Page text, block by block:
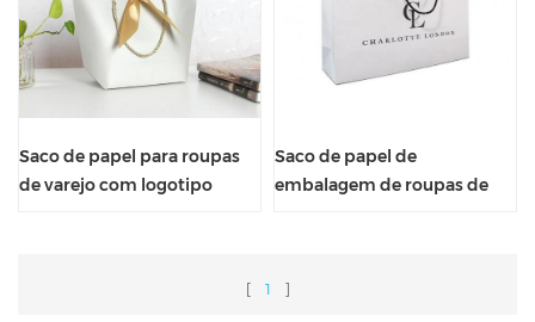
Saco de papel para roupas
de varejo com logotipo
Saco de papel de
embalagem de roupas de
1